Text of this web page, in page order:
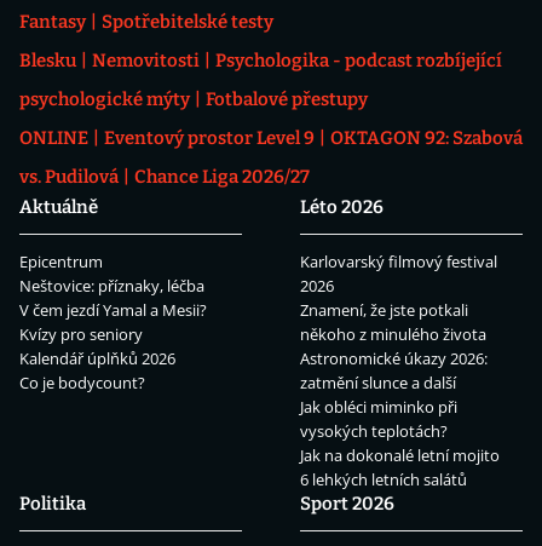
Fantasy
Spotřebitelské testy
Blesku
Nemovitosti
Psychologika - podcast rozbíjející
psychologické mýty
Fotbalové přestupy
ONLINE
Eventový prostor Level 9
OKTAGON 92: Szabová
vs. Pudilová
Chance Liga 2026/27
Aktuálně
Epicentrum
Neštovice: příznaky, léčba
V čem jezdí Yamal a Mesii?
Kvízy pro seniory
Kalendář úplňků 2026
Co je bodycount?
Léto 2026
Karlovarský filmový festival
2026
Znamení, že jste potkali
někoho z minulého života
Astronomické úkazy 2026:
zatmění slunce a další
Jak obléci miminko při
vysokých teplotách?
Jak na dokonalé letní mojito
6 lehkých letních salátů
Politika
Sport 2026